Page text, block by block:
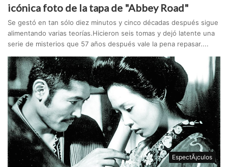
icónica foto de la tapa de "Abbey Road"
Se gestó en tan sólo diez minutos y cinco décadas después sigue
alimentando varias teorías.Hicieron seis tomas y dejó latente una
serie de misterios que 57 años después vale la pena repasar....
EspectÃ¡culos